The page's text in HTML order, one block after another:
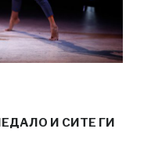
И СИТЕ ГИ